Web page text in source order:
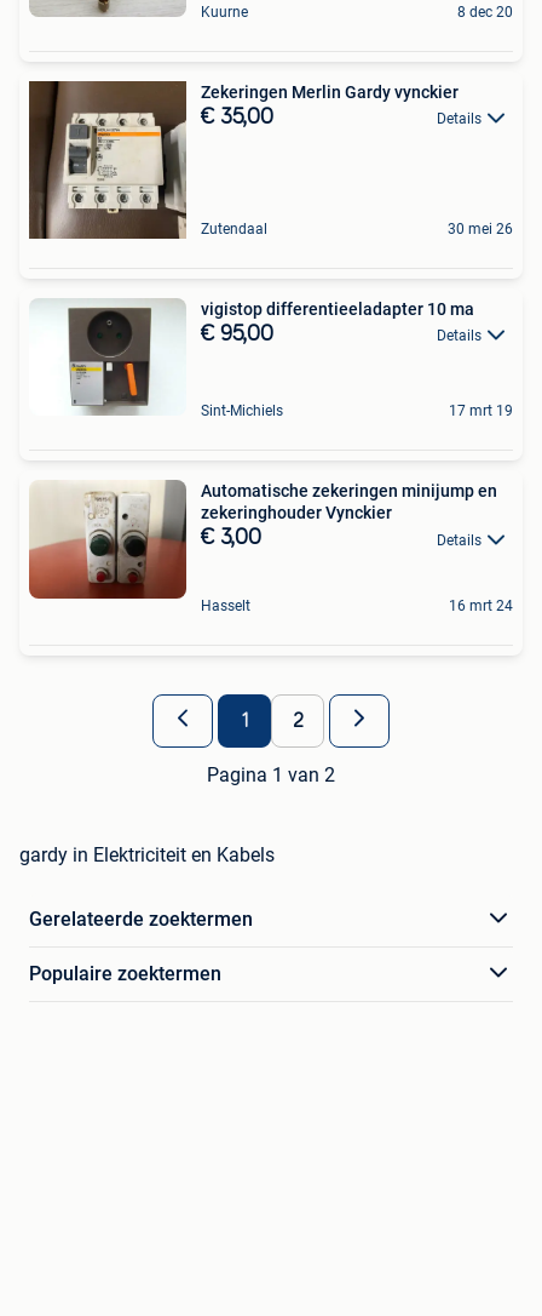
Kuurne 8 dec 20
Zekeringen Merlin Gardy vynckier
€ 35,00 Details
Zutendaal 30 mei 26
vigistop differentieeladapter 10 ma
€ 95,00 Details
Sint-Michiels 17 mrt 19
Automatische zekeringen minijump en
zekeringhouder Vynckier
€ 3,00 Details
Hasselt 16 mrt 24
1 2
Pagina 1 van 2
gardy in Elektriciteit en Kabels
Gerelateerde zoektermen
Populaire zoektermen